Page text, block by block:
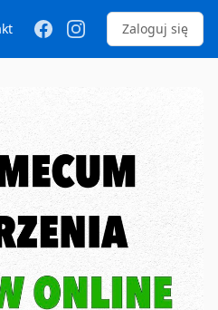
Zaloguj się